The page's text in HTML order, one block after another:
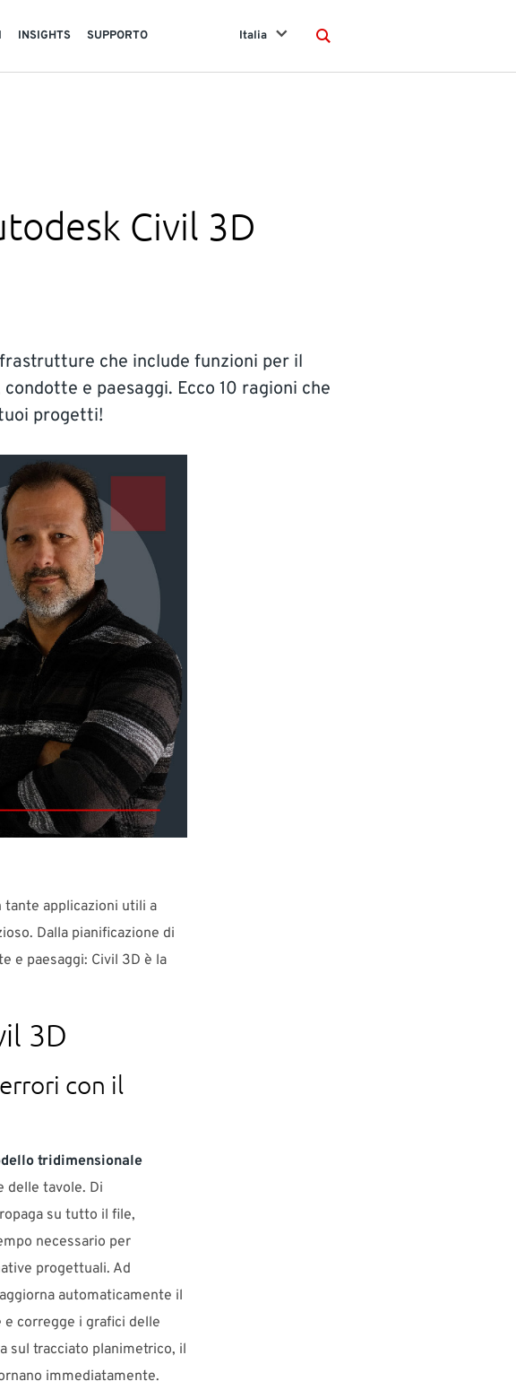
INSIGHTS SUPPORTO Italia
Search
Civil 3D
che include funzioni per il
e paesaggi. Ecco 10 ragioni che
progetti!
applicazioni utili a
Dalla pianificazione di
e paesaggi: Civil 3D è la
3D
con il
tridimensionale
delle tavole. Di
su tutto il file,
necessario per
progettuali. Ad
automaticamente il
corregge i grafici delle
sul tracciato planimetrico, il
immediatamente.